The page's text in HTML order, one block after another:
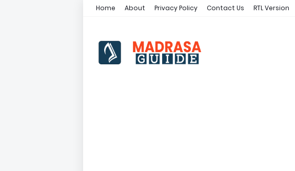
Home About Privacy Policy Contact Us RTL Version